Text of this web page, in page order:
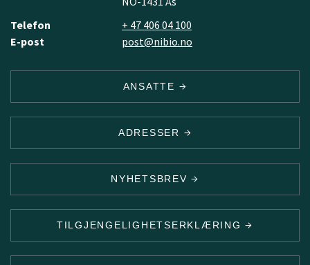
Telefon
+ 47 406 04 100
E-post
post@nibio.no
ANSATTE
ADRESSER
NYHETSBREV
TILGJENGELIGHETSERKLÆRING